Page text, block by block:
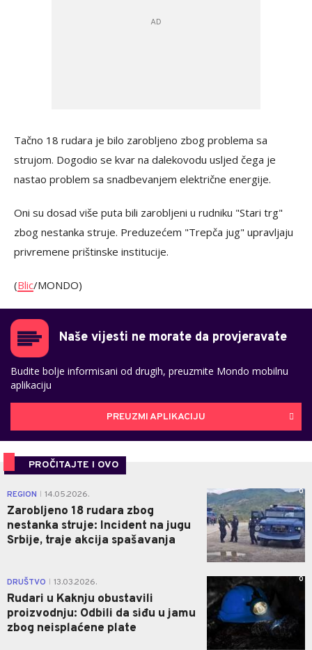
Tačno 18 rudara je bilo zarobljeno zbog problema sa
strujom. Dogodio se kvar na dalekovodu usljed čega je
nastao problem sa snadbevanjem električne energije.
Oni su dosad više puta bili zarobljeni u rudniku "Stari trg"
zbog nestanka struje. Preduzećem "Trepča jug" upravljaju
privremene prištinske institucije.
(Blic/MONDO)
Naše vijesti ne morate da provjeravate
Budite bolje informisani od drugih, preuzmite Mondo mobilnu
aplikaciju
PREUZMI APLIKACIJU
PROČITAJTE I OVO
REGION 14.05.2026.
Zarobljeno 18 rudara zbog
nestanka struje: Incident na jugu
Srbije, traje akcija spašavanja
0
DRUŠTVO 13.03.2026.
Rudari u Kaknju obustavili
proizvodnju: Odbili da siđu u jamu
zbog neisplaćene plate
0